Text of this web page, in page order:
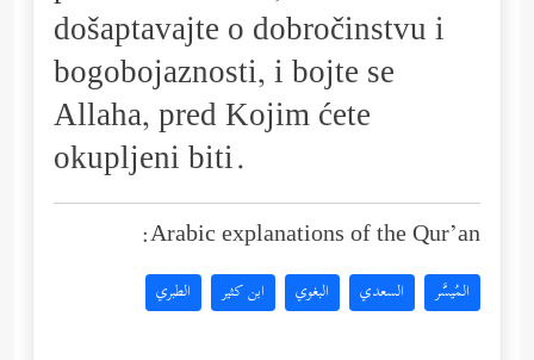
došaptavajte o dobročinstvu i
bogobojaznosti, i bojte se
Allaha, pred Kojim ćete
okupljeni biti.
Arabic explanations of the Qur’an:
المُيسَّر السعدي البغوي ابن كثير الطبري